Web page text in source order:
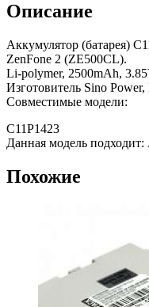
Описание
Аккумулятор (батарея)
ZenFone 2 (ZE500CL).
Li-polymer, 2500mAh,
Изготовитель Sino
Совместимые модели:
C11P1423
Данная модель
Похожие